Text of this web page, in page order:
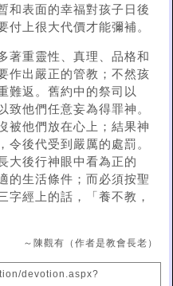
和表面的幸福對孩子日後
付上很大代價才能彌補。
著重靈性、真理、品格和
作出嚴正的管教；不然孩
難返。舊約中的祭司以
致他們任意妄為得罪神。
被他們放在心上；結果神
令後代受到嚴厲的處罰。
大後行神眼中看為正的
的生活條件；而必須按聖
字經上的話，「養不教，
～陳觀有（作者是教會長老）
devotion.aspx?